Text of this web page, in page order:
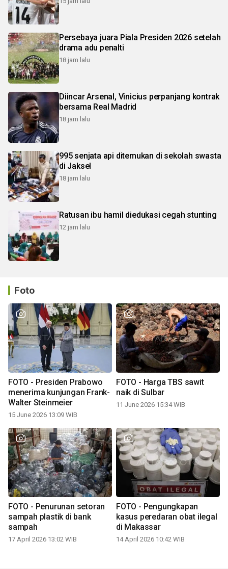
Persebaya juara Piala Presiden 2026 setelah
drama adu penalti
18 jam lalu
Diincar Arsenal, Vinicius perpanjang kontrak
bersama Real Madrid
18 jam lalu
995 senjata api ditemukan di sekolah swasta
di Jaksel
18 jam lalu
Ratusan ibu hamil diedukasi cegah stunting
12 jam lalu
Foto
FOTO - Presiden Prabowo
menerima kunjungan Frank-
Walter Steinmeier
15 June 2026 13:09 WIB
FOTO - Harga TBS sawit
naik di Sulbar
11 June 2026 15:34 WIB
FOTO - Penurunan setoran
sampah plastik di bank
sampah
17 April 2026 13:02 WIB
FOTO - Pengungkapan
kasus peredaran obat ilegal
di Makassar
14 April 2026 10:42 WIB